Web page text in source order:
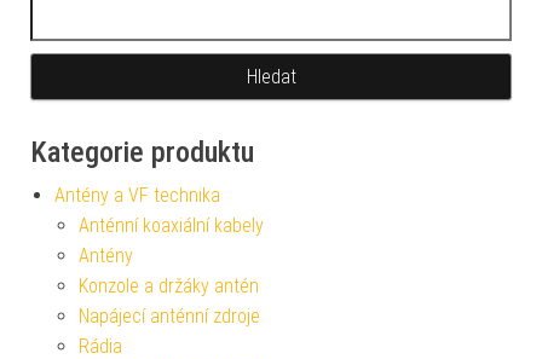
Kategorie produktu
Antény a VF technika
Anténní koaxiální kabely
Antény
Konzole a držáky antén
Napájecí anténní zdroje
Rádia